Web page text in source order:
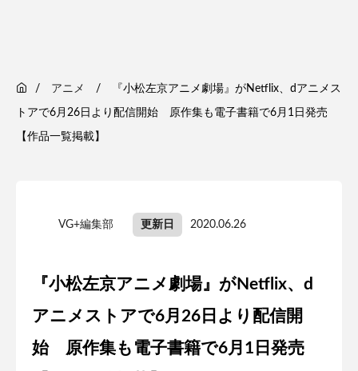
アニメ 『小松左京アニメ劇場』がNetflix、dアニメス
トアで6月26日より配信開始 原作集も電子書籍で6月1日発売
【作品一覧掲載】
VG+編集部 更新日 2020.06.26
『小松左京アニメ劇場』がNetflix、d
アニメストアで6月26日より配信開
始 原作集も電子書籍で6月1日発売